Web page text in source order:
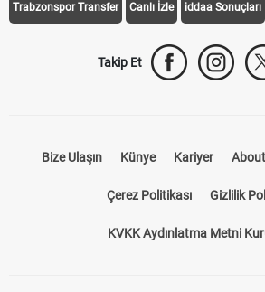
Trabzonspor Transfer Canlı İzle iddaa Sonuçları
Takip Et
Bize Ulaşın Künye Kariyer
Çerez Politikası Gizlilik
KVKK Aydınlatma Metni